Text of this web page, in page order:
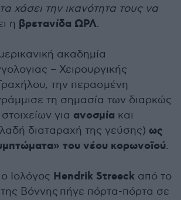
χάσει την ικανότητα τους να
η βρετανίδα ΩΡΛ.
ακαδημία
– Χειρουργικής
την περασμένη
τη σημασία των διαρκώς
για ανοσμία και
διαταραχή της γεύσης) ως
του νέου κορωνοϊού.
Ιολόγος Hendrik Streeck από το
της Βόννης πήγε πόρτα-πόρτα σε